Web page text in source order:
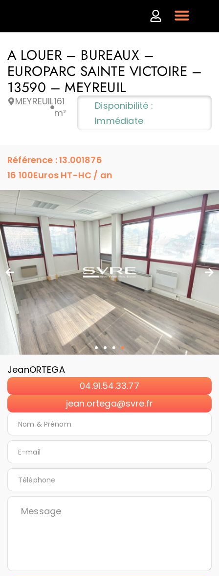
A LOUER – BUREAUX –
EUROPARC SAINTE VICTOIRE –
13590 – MEYREUIL
MEYREUIL161
m²
Disponibilité :
Immédiate
16 100Euros HT-HC / an
Référence : 13.001876
JeanORTEGA
04.91.54.33.77
jean.ortega@svre.fr